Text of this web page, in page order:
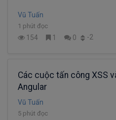
Vũ Tuấn
1 phút đọc
154 1 0 -2
Các cuộc tấn công XSS
Angular
Vũ Tuấn
5 phút đọc